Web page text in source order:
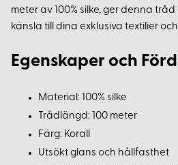
meter av 100% silke, ger denna
känsla till dina exklusiva textilier
Egenskaper och
Material: 100% silke
Trådlängd: 100 meter
Färg: Korall
Utsökt glans och hållfasthet